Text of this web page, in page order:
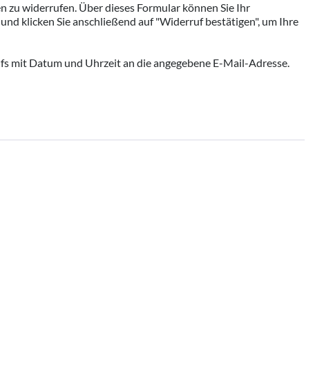
zu widerrufen. Über dieses Formular können Sie Ihr
klicken Sie anschließend auf "Widerruf bestätigen", um Ihre
mit Datum und Uhrzeit an die angegebene E-Mail-Adresse.